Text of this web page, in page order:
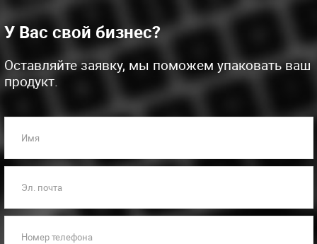
У Вас свой бизнес?
Оставляйте заявку, мы поможем упаковать ваш
продукт.
Имя
Эл. почта
Номер телефона